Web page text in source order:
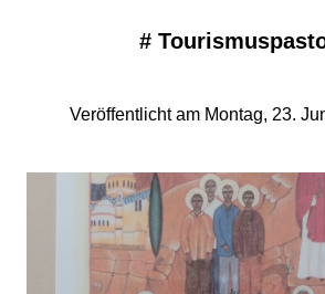
#
Veröffentlicht am Montag, 23.